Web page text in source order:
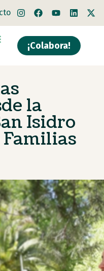
¡Colabora!
la
Isidro